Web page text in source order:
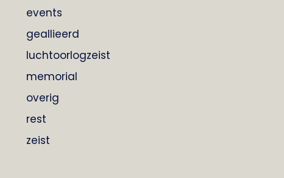
events
geallieerd
luchtoorlogzeist
memorial
overig
rest
zeist